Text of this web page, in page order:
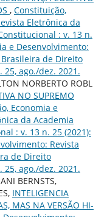
, Constituição,
Eletrônica da
: v. 13 n.
e Desenvolvimento:
de Direito
ago./dez. 2021.
NORBERTO ROBL
NO SUPREMO
Economia e
da Academia
: v. 13 n. 25 (2021):
Revista
de Direito
ago./dez. 2021.
BERNSTS,
INTELIGENCIA
MAS NA VERSÃO HI-